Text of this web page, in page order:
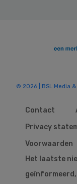
© 2026 | BSL Media
Contact
Privacy
Voorwaarden
Het laatste